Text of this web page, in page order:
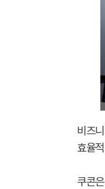
비즈
효율
쿠콘